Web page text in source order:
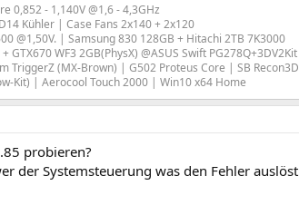
0,852 - 1,140V @1,6 - 4,3GHz
Kühler | Case Fans 2x140 + 2x120
@1,50V. | Samsung 830 128GB + Hitachi 2TB 7K3000
GTX670 WF3 2GB(PhysX) @ASUS Swift PG278Q+3DV2Kit
TriggerZ (MX-Brown) | G502 Proteus Core | SB Recon3D
Kit) | Aerocool Touch 2000 | Win10 x64 Home
probieren?
der Systemsteuerung was den Fehler